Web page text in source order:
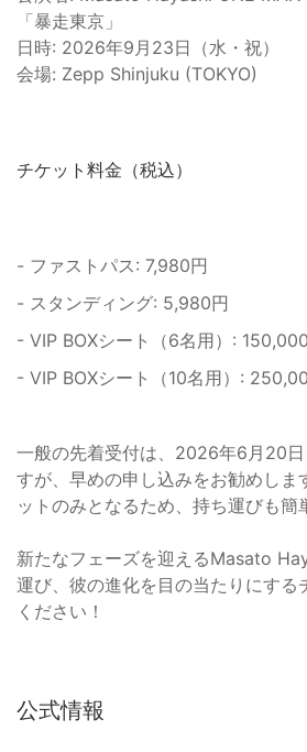
「暴走東京」
日時: 2026年9月23日（水・祝）
会場: Zepp Shinjuku (TOKYO)
チケット料金（税込）
- ファストパス: 7,980円
- スタンディング: 5,980円
- VIP BOXシート（6名用）:
- VIP BOXシート（10名用）:
一般の先着受付は、2026年6月20日
すが、早めの申し込みをお勧めしま
ットのみとなるため、持ち運びも簡
新たなフェーズを迎えるMasato
運び、彼の進化を目の当たりにする
ください！
公式情報